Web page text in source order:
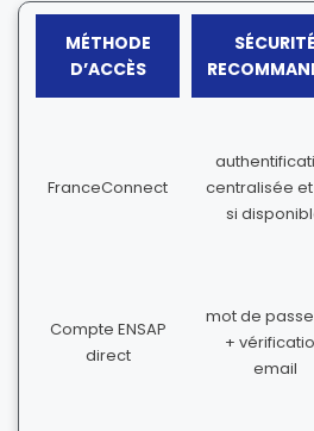
MÉTHODE
D’ACCÈS
SÉCURITÉ
FranceConnect
centralisée et
si
Compte ENSAP
direct
mot de
+
email